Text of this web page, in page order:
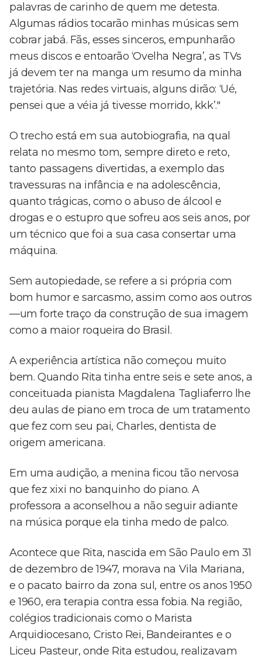
palavras de carinho de quem me detesta.
Algumas rádios tocarão minhas músicas sem
cobrar jabá. Fãs, esses sinceros, empunharão
meus discos e entoarão ‘Ovelha Negra’, as TVs
já devem ter na manga um resumo da minha
trajetória. Nas redes virtuais, alguns dirão: ‘Ué,
pensei que a véia já tivesse morrido, kkk’."
O trecho está em sua autobiografia, na qual
relata no mesmo tom, sempre direto e reto,
tanto passagens divertidas, a exemplo das
travessuras na infância e na adolescência,
quanto trágicas, como o abuso de álcool e
drogas e o estupro que sofreu aos seis anos, por
um técnico que foi a sua casa consertar uma
máquina.
Sem autopiedade, se refere a si própria com
bom humor e sarcasmo, assim como aos outros
—um forte traço da construção de sua imagem
como a maior roqueira do Brasil.
A experiência artística não começou muito
bem. Quando Rita tinha entre seis e sete anos, a
conceituada pianista Magdalena Tagliaferro lhe
deu aulas de piano em troca de um tratamento
que fez com seu pai, Charles, dentista de
origem americana.
Em uma audição, a menina ficou tão nervosa
que fez xixi no banquinho do piano. A
professora a aconselhou a não seguir adiante
na música porque ela tinha medo de palco.
Acontece que Rita, nascida em São Paulo em 31
de dezembro de 1947, morava na Vila Mariana,
e o pacato bairro da zona sul, entre os anos 1950
e 1960, era terapia contra essa fobia. Na região,
colégios tradicionais como o Marista
Arquidiocesano, Cristo Rei, Bandeirantes e o
Liceu Pasteur, onde Rita estudou, realizavam